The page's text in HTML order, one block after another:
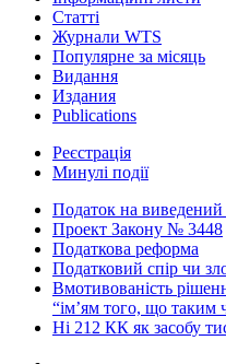
Статті
Журнали WTS
Популярне за місяць
Видання
Издания
Publications
Реєстрація
Минулі події
Податок на виведений
Проект Закону № 3448
Податкова реформа
Податковий спір чи
Вмотивованість
“ім’ям того, що таким
Ні 212 КК як засобу